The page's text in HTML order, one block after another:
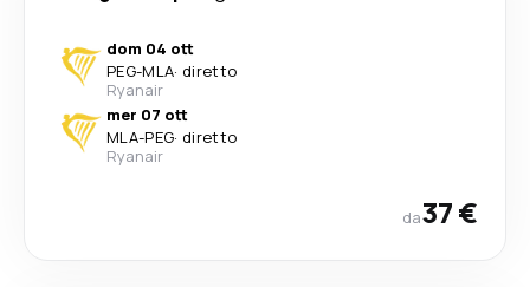
dom 04 ott
PEG-MLA· diretto
Ryanair
mer 07 ott
MLA-PEG· diretto
Ryanair
da37 €